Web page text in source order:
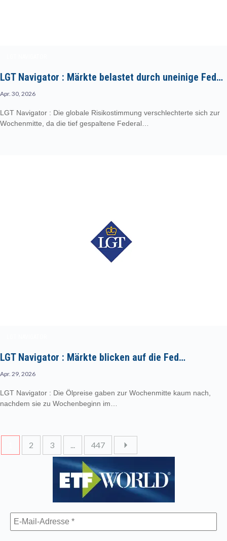
LGT Navigator : Märkte belastet durch uneinige Fed…
Apr. 30, 2026
LGT Navigator : Die globale Risikostimmung verschlechterte sich zur
Wochenmitte, da die tief gespaltene Federal…
LGT Navigator : Märkte blicken auf die Fed…
Apr. 29, 2026
LGT Navigator : Die Ölpreise gaben zur Wochenmitte kaum nach,
nachdem sie zu Wochenbeginn im…
2 3 ... 447